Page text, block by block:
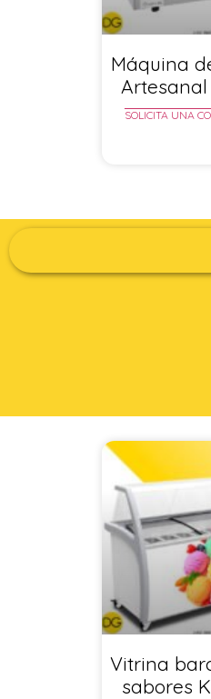
Máquina
Artesanal
SOLICITA UNA
Vitrina
sabores